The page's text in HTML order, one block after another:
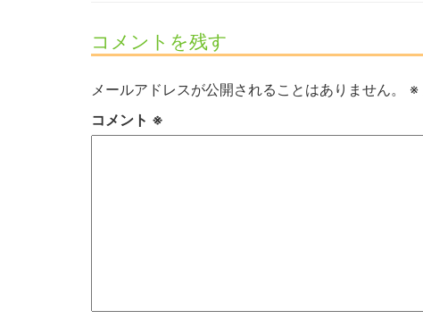
コメントを残す
メールアドレスが公開されることはありません。 ※
コメント ※